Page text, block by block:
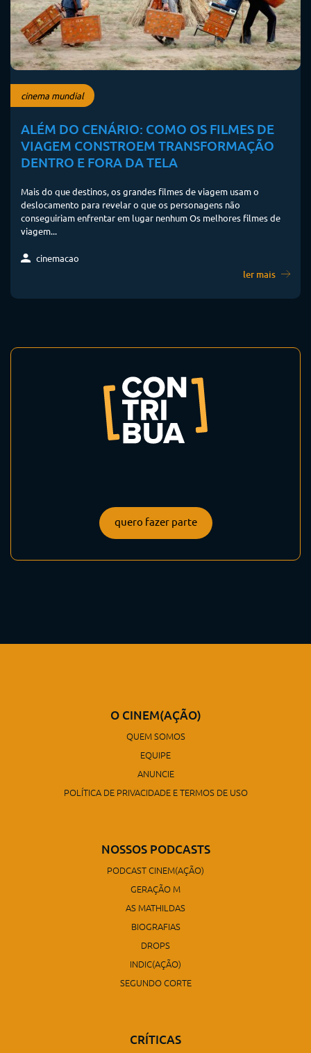
cinema mundial
ALÉM DO CENÁRIO: COMO OS FILMES DE
VIAGEM CONSTROEM TRANSFORMAÇÃO
DENTRO E FORA DA TELA
Mais do que destinos, os grandes filmes de viagem usam o
deslocamento para revelar o que os personagens não
conseguiriam enfrentar em lugar nenhum Os melhores filmes de
viagem...
cinemacao
ler mais
quero fazer parte
O CINEM(AÇÃO)
QUEM SOMOS
EQUIPE
ANUNCIE
POLÍTICA DE PRIVACIDADE E TERMOS DE USO
NOSSOS PODCASTS
PODCAST CINEM(AÇÃO)
GERAÇÃO M
AS MATHILDAS
BIOGRAFIAS
DROPS
INDIC(AÇÃO)
SEGUNDO CORTE
CRÍTICAS